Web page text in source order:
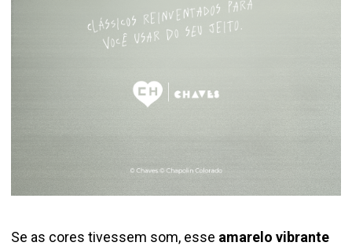
Se as cores tivessem som, esse amarelo vibrante